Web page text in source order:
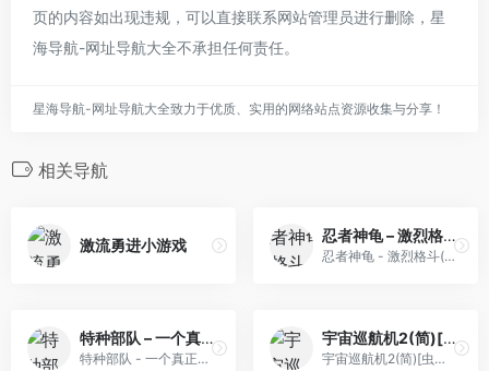
页的内容如出现违规，可以直接联系网站管理员进行删除，星
海导航-网址导航大全不承担任何责任。
星海导航-网址导航大全致力于优质、实用的网络站点资源收集与分享！
相关导航
激流勇进小游戏
忍者神龟 – 激烈格斗(v20230622)(简)[Nokoh+fciq](US)[FTG](2.25Mb)
忍者神龟 - 激烈格斗(v20230622)(简)[Nokoh+fciq](US)[FTG](2.25Mb)
特种部队 – 一个真正的美国英雄(简)[汉化你妹](US)[ACT](4Mb)
特种部队 - 一个真正的美国英雄(简)[汉化你妹](US)[ACT](4Mb)
宇宙巡航机2(简)[虫儿](JP)[STG](2Mb)
宇宙巡航机2(简)[虫儿](JP)[STG](2Mb)